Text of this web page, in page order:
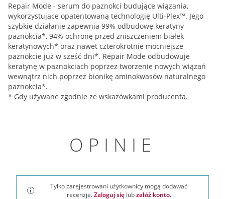
Repair Mode - serum do paznokci budujące wiązania,
wykorzystujące opatentowaną technologię Ulti-Plex™. Jego
szybkie działanie zapewnia 99% odbudowę keratyny
paznokcia*, 94% ochronę przed zniszczeniem białek
keratynowych* oraz nawet czterokrotnie mocniejsze
paznokcie już w sześć dni*. Repair Mode odbudowuje
keratynę w paznokciach poprzez tworzenie nowych wiązań
wewnątrz nich poprzez bionikę aminokwasów naturalnego
paznokcia*.
* Gdy używane zgodnie ze wskazówkami producenta.
OPINIE
Tylko zarejestrowani użytkownicy mogą dodawać
recenzje.Zaloguj sięlubzałóż konto.